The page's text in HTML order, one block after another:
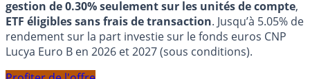
gestion de 0.30% seulement sur les unités de compte,
ETF éligibles sans frais de transaction. Jusqu’à 5.05% de
rendement sur la part investie sur le fonds euros CNP
Lucya Euro B en 2026 et 2027 (sous conditions).